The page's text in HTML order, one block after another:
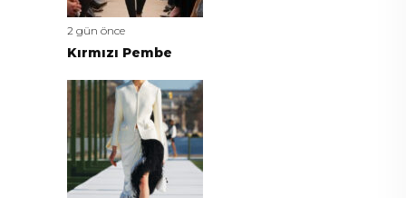
2 gün önce
Kırmızı Pembe